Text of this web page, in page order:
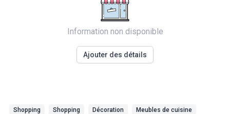
Information non disponible
Ajouter des détails
Shopping Shopping Décoration
Meubles de cuisine